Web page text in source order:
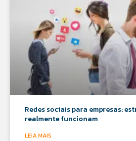
Redes sociais para empresas:
realmente funcionam
LEIA MAIS